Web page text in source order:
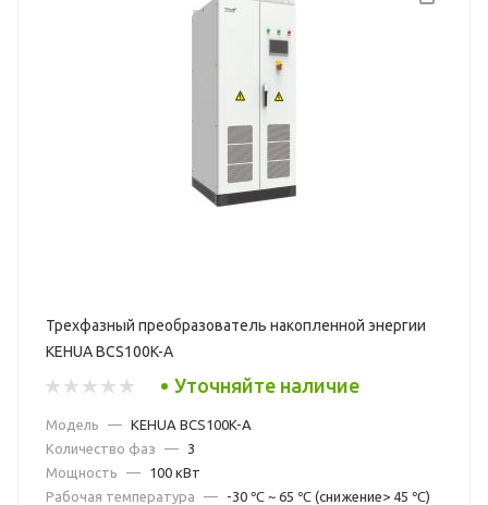
Трехфазный преобразователь накопленной энергии
KEHUA BCS100K-A
Уточняйте наличие
Модель — KEHUA BCS100K-A
Количество фаз
—
3
Мощность
—
100 кВт
Рабочая температура
—
-30 ℃ ~ 65 ℃ (снижение> 45 ℃)